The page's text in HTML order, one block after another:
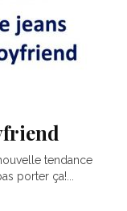
tendance
porter ça!...